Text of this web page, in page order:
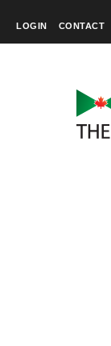
LOGIN CONTACT